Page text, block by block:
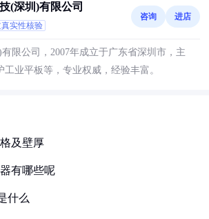
(深圳)有限公司
实性核验
咨询 进店
限公司，2007年成立于广东省深圳市，主
业平板等，专业权威，经验丰富。
及壁厚
有哪些呢
什么